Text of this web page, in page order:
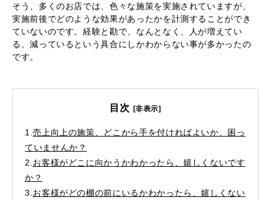
そう、多くのお店では、色々な施策を実施されていますが、
実施前後でどのような効果があったかを計測することができ
ていないのです。経験と勘で、なんとなく、人が増えてい
る、減っているという具合にしかわからない事が多かったの
です。
目次 [非表示]
1.売上向上の施策、どこから手を付ければよいか、困っ
ていませんか？
2. お客様がどこに向かうかわかったら、嬉しくないです
か？
3. お客様がどの棚の前にいるかわかったら、嬉しくない